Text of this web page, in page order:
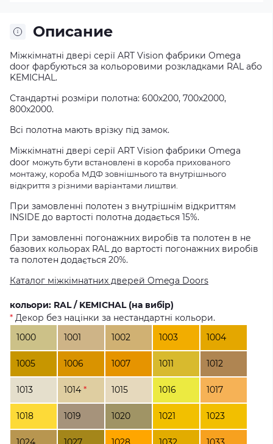
Описание
Міжкімнатні двері серії ART Vision фабрики Omega
door фарбуються за кольоровими розкладками RAL або
KEMICHAL.
Стандартні розміри полотна: 600х200, 700х2000,
800х2000.
Всі полотна мають врізку під замок.
Міжкімнатні двері серії ART Vision фабрики Omega
door можуть бути встановлені в короба прихованого
монтажу, короба МДФ зовнішнього та внутрішнього
відкриття з різними варіантами лиштви.
При замовленні полотен з внутрішнім відкриттям
INSIDE до вартості полотна додається 15%.
При замовленні погонажних виробів та полотен в не
базових кольорах RAL до вартості погонажних виробів
та полотен додається 20%.
Каталог міжкімнатних дверей Omega Doors
кольори: RAL / KEMICHAL (на вибір)
* Декор без націнки за нестандартні кольори.
1000
1001 1002 1003 1004
1005 1006 1007 1011 1012
1013 1014 * 1015 1016 1017
1018 1019 1020 1021 1023